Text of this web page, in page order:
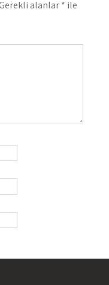
alanlar* ile